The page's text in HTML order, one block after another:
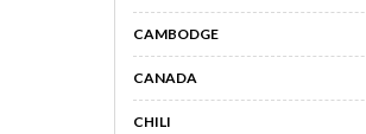
CAMBODGE
CANADA
CHILI